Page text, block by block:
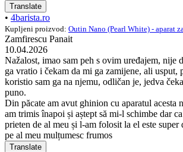
Translate
• 4barista.ro
Kupljeni proizvod: Outin Nano (Pearl White) - aparat
Zamfirescu Panait
10.04.2026
Nažalost, imao sam peh s ovim uređajem, nije
ga vratio i čekam da mi ga zamijene, ali usput,
koristio sam ga na njemu, odličan je, jedva
puno.
Din păcate am avut ghinion cu aparatul acesta
am trimis înapoi și aștept să mi-l schimbe dar
prieten de al meu și l-am folosit la el este super
pe al meu mulțumesc frumos
Translate